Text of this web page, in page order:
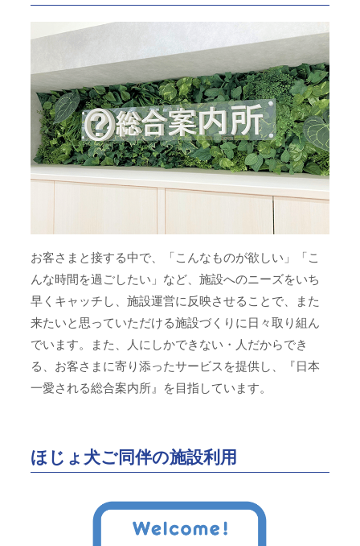
お客さまと接する中で、「こんなものが欲しい」「こ
んな時間を過ごしたい」など、施設へのニーズをいち
早くキャッチし、施設運営に反映させることで、また
来たいと思っていただける施設づくりに日々取り組ん
でいます。また、人にしかできない・人だからでき
る、お客さまに寄り添ったサービスを提供し、『日本
一愛される総合案内所』を目指しています。
ほじょ犬ご同伴の施設利用